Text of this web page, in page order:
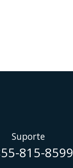
Suporte
815-8599